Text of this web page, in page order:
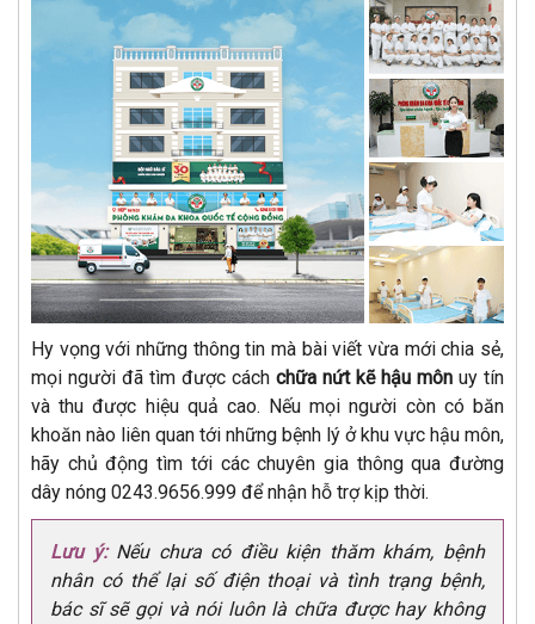
Hy vọng với những thông tin mà bài viết vừa mới chia sẻ,
mọi người đã tìm được cách chữa nứt kẽ hậu môn uy tín
và thu được hiệu quả cao. Nếu mọi người còn có băn
khoăn nào liên quan tới những bệnh lý ở khu vực hậu môn,
hãy chủ động tìm tới các chuyên gia thông qua đường
dây nóng 0243.9656.999 để nhận hỗ trợ kịp thời.
Lưu ý:Nếu chưa có điều kiện thăm khám, bệnh
nhân có thể lại số điện thoại và tình trạng bệnh,
bác sĩ sẽ gọi và nói luôn là chữa được hay không